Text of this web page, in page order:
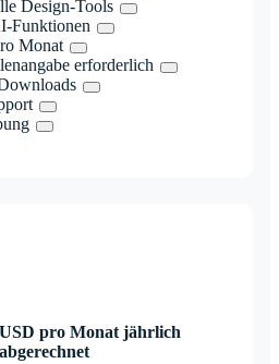
Design-Tools
Funktionen
Monat
erforderlich
USD pro Monat jährlich
abgerechnet